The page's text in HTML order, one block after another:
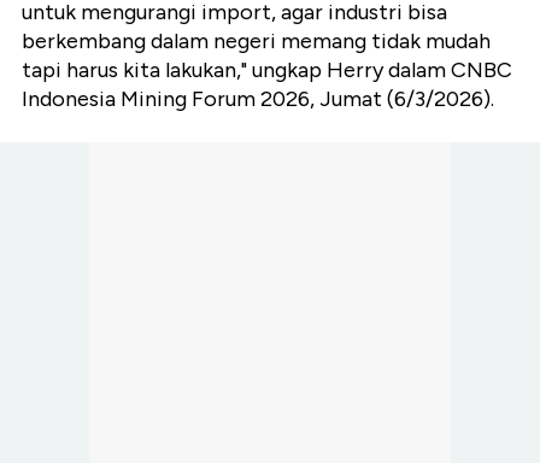
untuk mengurangi import, agar industri bisa
berkembang dalam negeri memang tidak mudah
tapi harus kita lakukan," ungkap Herry dalam CNBC
Indonesia Mining Forum 2026, Jumat (6/3/2026).